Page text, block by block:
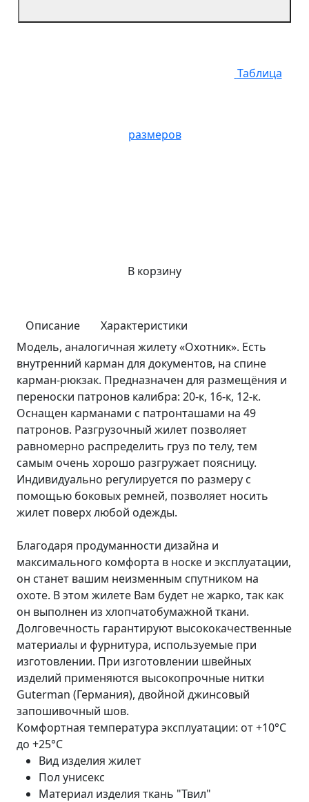
Таблица
размеров
В корзину
Описание
Характеристики
Модель, аналогичная жилету «Охотник». Есть
внутренний карман для документов, на спине
карман-рюкзак. Предназначен для размещёния и
переноски патронов калибра: 20-к, 16-к, 12-к.
Оснащен карманами с патронташами на 49
патронов. Разгрузочный жилет позволяет
равномерно распределить груз по телу, тем
самым очень хорошо разгружает поясницу.
Индивидуально регулируется по размеру с
помощью боковых ремней, позволяет носить
жилет поверх любой одежды.
Благодаря продуманности дизайна и
максимального комфорта в носке и эксплуатации,
он станет вашим неизменным спутником на
охоте. В этом жилете Вам будет не жарко, так как
он выполнен из хлопчатобумажной ткани.
Долговечность гарантируют высококачественные
материалы и фурнитура, используемые при
изготовлении. При изготовлении швейных
изделий применяются высокопрочные нитки
Guterman (Германия), двойной джинсовый
запошивочный шов.
Комфортная температура эксплуатации: от +10°С
до +25°С
Вид изделия жилет
Пол унисекс
Материал изделия ткань "Твил"